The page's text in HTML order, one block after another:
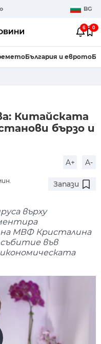
BG
6 0
България и еврото
Китайската
бързо и
A+ A-
Запази
върху
МВФ Кристалина
събитие във